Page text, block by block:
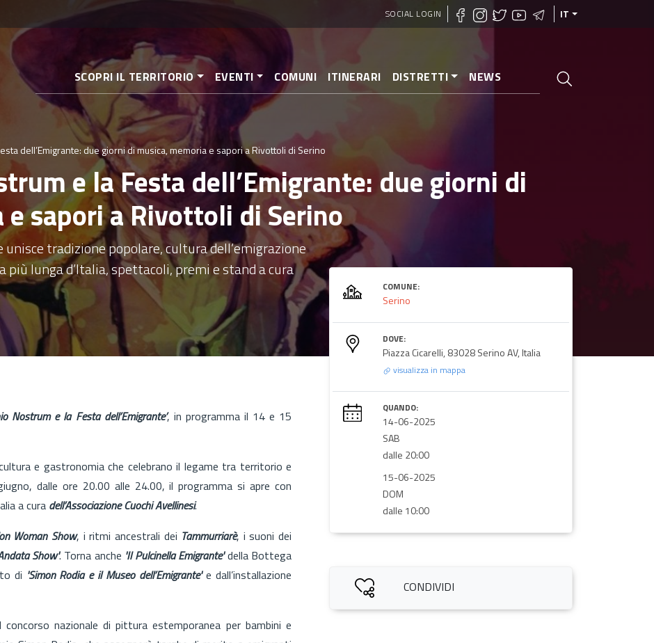
contenuto
principale
SOCIAL LOGIN IT
SCOPRI IL TERRITORIO EVENTI COMUNI ITINERARI DISTRETTI NEWS
dell’Emigrante: due giorni di musica, memoria e sapori a Rivottoli di Serino
e la Festa dell’Emigrante: due giorni di
sapori a Rivottoli di Serino
unisce tradizione popolare, cultura dell’emigrazione
lunga d’Italia, spettacoli, premi e stand a cura
Nostrum e la Festa dell’Emigrante’, in programma il 14 e 15
e gastronomia che celebrano il legame tra territorio e
dalle ore 20.00 alle 24.00, il programma si apre con
a cura dell’Associazione Cuochi Avellinesi.
Woman Show, i ritmi ancestrali dei Tammurriarè, i suoni dei
Show'. Torna anche 'Il Pulcinella Emigrante'della Bottega
di 'Simon Rodia e il Museo dell’Emigrante'e dall’installazione
nazionale di pittura estemporanea per bambini e
COMUNE:
Serino
DOVE:
Piazza Cicarelli, 83028 Serino AV, Italia
visualizza in mappa
QUANDO:
14-06-2025
SAB
dalle 20:00
15-06-2025
DOM
dalle 10:00
CONDIVIDI